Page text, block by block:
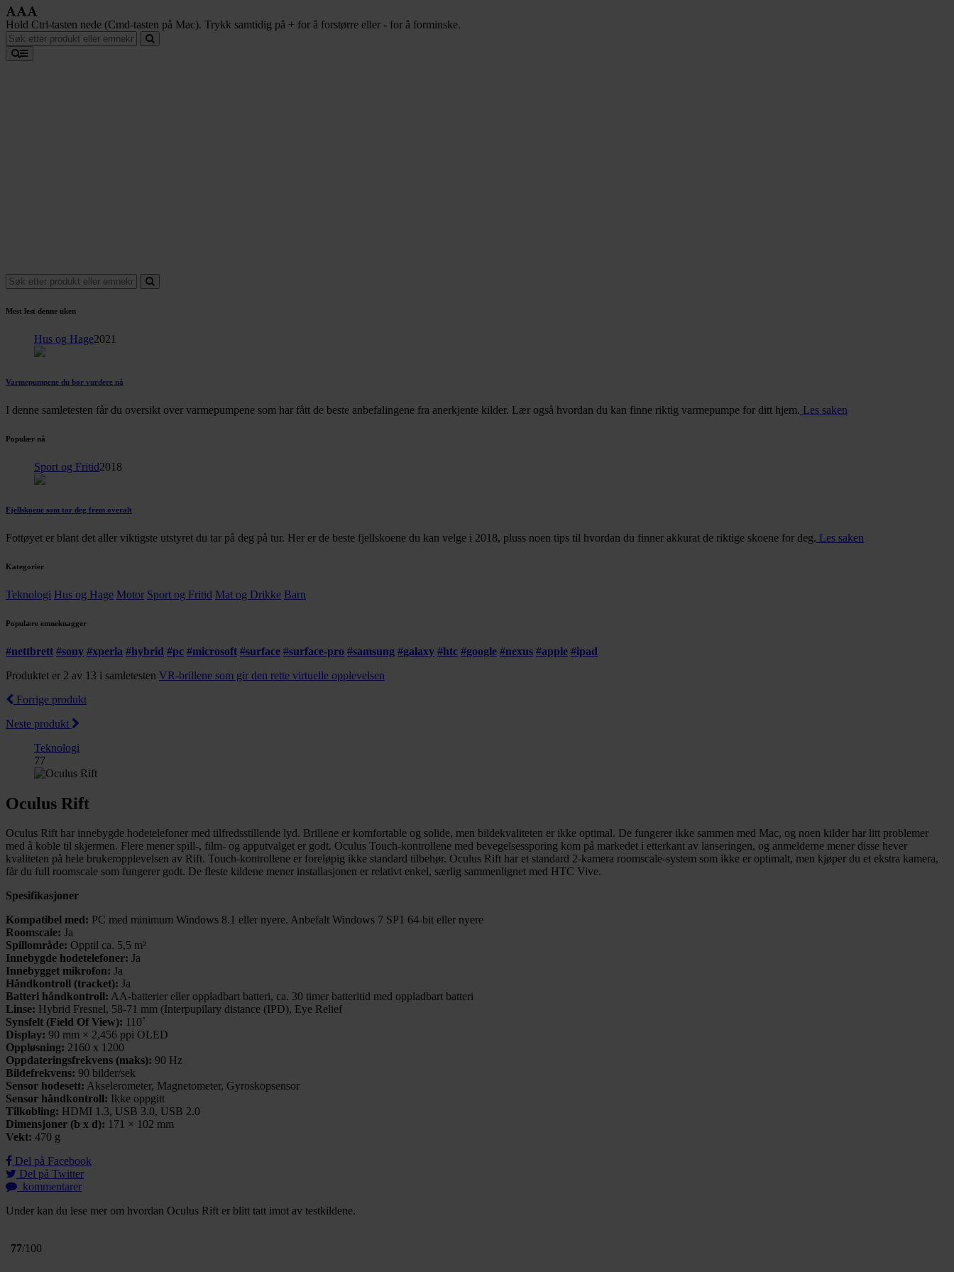
Hold Ctrl-tasten nede (Cmd-tasten på Mac). Trykk samtidig på + for å forstørre eller - for å forminske.
Mest lest denne uken
Hus og Hage2021
Varmepumpene du bør vurdere nå
I denne samletesten får du oversikt over varmepumpene som har fått de beste anbefalingene fra anerkjente kilder. Lær også hvordan du kan finne riktig varmepumpe for ditt hjem. Les saken
Populær nå
Sport og Fritid2018
Fjellskoene som tar deg frem overalt
Fottøyet er blant det aller viktigste utstyret du tar på deg på tur. Her er de beste fjellskoene du kan velge i 2018, pluss noen tips til hvordan du finner akkurat de riktige skoene for deg. Les saken
Kategorier
Teknologi Hus og Hage Motor Sport og Fritid Mat og Drikke Barn
Populære emneknagger
#nettbrett #sony #xperia #hybrid #pc #microsoft #surface #surface-pro #samsung #galaxy #htc #google #nexus #apple #ipad
Produktet er 2 av 13 i samletesten VR-brillene som gir den rette virtuelle opplevelsen
Forrige produkt
Neste produkt
Teknologi
77
Oculus Rift
Oculus Rift har innebygde hodetelefoner med tilfredsstillende lyd. Brillene er komfortable og solide, men bildekvaliteten er ikke optimal. De fungerer ikke sammen med Mac, og noen kilder har litt problemer
med å koble til skjermen. Flere mener spill-, film- og apputvalget er godt. Oculus Touch-kontrollene med bevegelsessporing kom på markedet i etterkant av lanseringen, og anmelderne mener disse hever
kvaliteten på hele brukeropplevelsen av Rift. Touch-kontrollene er foreløpig ikke standard tilbehør. Oculus Rift har et standard 2-kamera roomscale-system som ikke er optimalt, men kjøper du et ekstra kamera,
får du full roomscale som fungerer godt. De fleste kildene mener installasjonen er relativt enkel, særlig sammenlignet med HTC Vive.
Spesifikasjoner
Kompatibel med: PC med minimum Windows 8.1 eller nyere. Anbefalt Windows 7 SP1 64-bit eller nyere
Roomscale: Ja
Spillområde: Opptil ca. 5,5 m²
Innebygde hodetelefoner: Ja
Innebygget mikrofon: Ja
Håndkontroll (tracket): Ja
Batteri håndkontroll: AA-batterier eller oppladbart batteri, ca. 30 timer batteritid med oppladbart batteri
Linse: Hybrid Fresnel, 58-71 mm (Interpupilary distance (IPD), Eye Relief
Synsfelt (Field Of View): 110˚
Display: 90 mm × 2,456 ppi OLED
Oppløsning: 2160 x 1200
Oppdateringsfrekvens (maks): 90 Hz
Bildefrekvens: 90 bilder/sek
Sensor hodesett: Akselerometer, Magnetometer, Gyroskopsensor
Sensor håndkontroll: Ikke oppgitt
Tilkobling: HDMI 1.3, USB 3.0, USB 2.0
Dimensjoner (b x d): 171 × 102 mm
Vekt: 470 g
Del på Facebook
Del på Twitter
kommentarer
Under kan du lese mer om hvordan Oculus Rift er blitt tatt imot av testkildene.
77/100